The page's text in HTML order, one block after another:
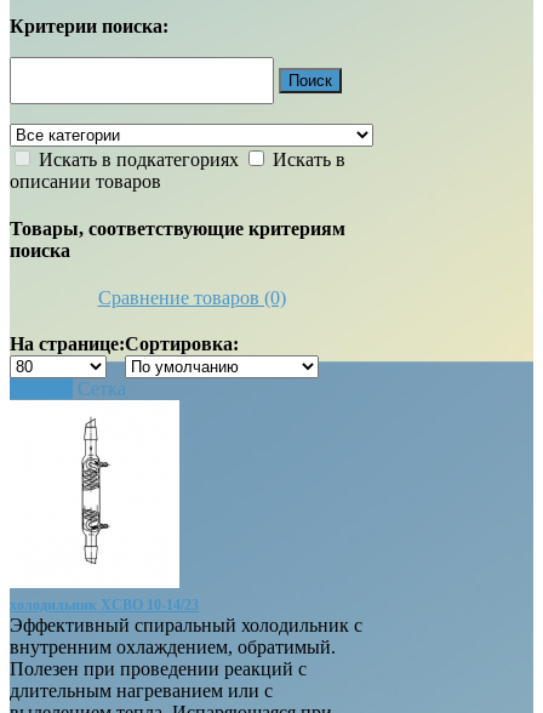
Критерии поиска:
Искать в подкатегориях
Искать в
описании товаров
Товары, соответствующие критериям
поиска
Сравнение товаров (0)
На странице:Сортировка:
Сетка
холодильник ХСВО 10-14/23
Эффективный спиральный холодильник с
внутренним охлаждением, обратимый.
Полезен при проведении реакций с
длительным нагреванием или с